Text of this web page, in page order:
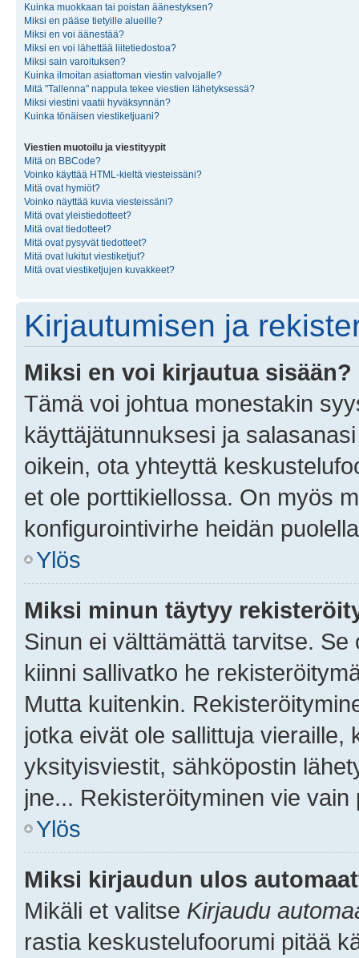
Kuinka muokkaan tai poistan äänestyksen?
Miksi en pääse tietyille alueille?
Miksi en voi äänestää?
Miksi en voi lähettää liitetiedostoa?
Miksi sain varoituksen?
Kuinka ilmoitan asiattoman viestin valvojalle?
Mitä "Tallenna" nappula tekee viestien lähetyksessä?
Miksi viestini vaatii hyväksynnän?
Kuinka tönäisen viestiketjuani?
Viestien muotoilu ja viestityypit
Mitä on BBCode?
Voinko käyttää HTML-kieltä viesteissäni?
Mitä ovat hymiöt?
Voinko näyttää kuvia viesteissäni?
Mitä ovat yleistiedotteet?
Mitä ovat tiedotteet?
Mitä ovat pysyvät tiedotteet?
Mitä ovat lukitut viestiketjut?
Mitä ovat viestiketjujen kuvakkeet?
Kirjautumisen ja
Miksi en voi kirjautua sisään?
Tämä voi johtua monestakin
käyttäjätunnuksesi ja
oikein, ota yhteyttä
et ole porttikiellossa. On myös
konfigurointivirhe heidän
Ylös
Miksi minun täytyy
Sinun ei välttämättä tarvitse.
kiinni sallivatko he
Mutta kuitenkin.
jotka eivät ole sallittuja vieraille,
yksityisviestit, sähköpostin
jne... Rekisteröityminen vie
Ylös
Miksi kirjaudun ulos
Mikäli et valitse Kirjaudu
rastia keskustelufoorumi pitää